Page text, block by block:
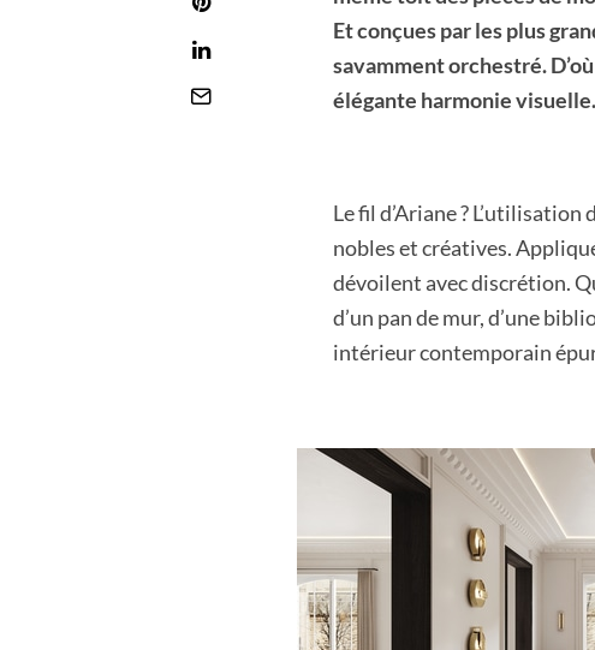
Et conçues par les plus
savamment orchestré.
élégante harmonie visuelle.
Le fil d’Ariane ?
nobles et créatives.
dévoilent avec discrétion.
d’un pan de mur, d’une
intérieur contemporain